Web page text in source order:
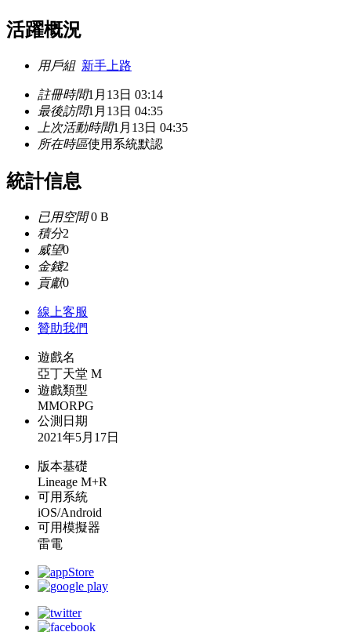
活躍概況
用戶組 新手上路
註冊時間1月13日 03:14
最後訪問1月13日 04:35
上次活動時間1月13日 04:35
所在時區使用系統默認
統計信息
已用空間0 B
積分2
威望0
金錢2
貢獻0
線上客服
贊助我們
遊戲名
亞丁天堂 M
遊戲類型
MMORPG
公測日期
2021年5月17日
版本基礎
Lineage M+R
可用系統
iOS/Android
可用模擬器
雷電